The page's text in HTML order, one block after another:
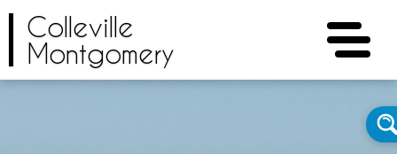
Colleville
Montgomery